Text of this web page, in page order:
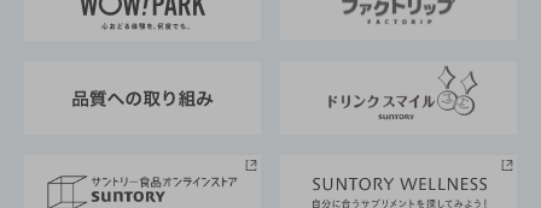
地域情報
サントリーサンバーズ大阪
サントリーが考えるサステナビリティ経営
企業概要
採用情報